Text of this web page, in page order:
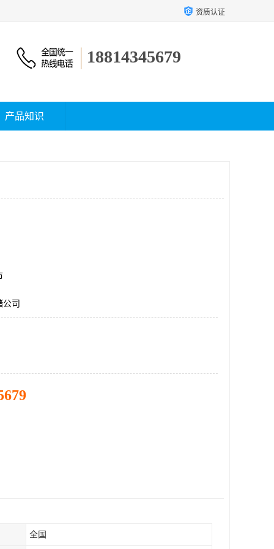
资质认证
18814345679
产品知识
司
全国